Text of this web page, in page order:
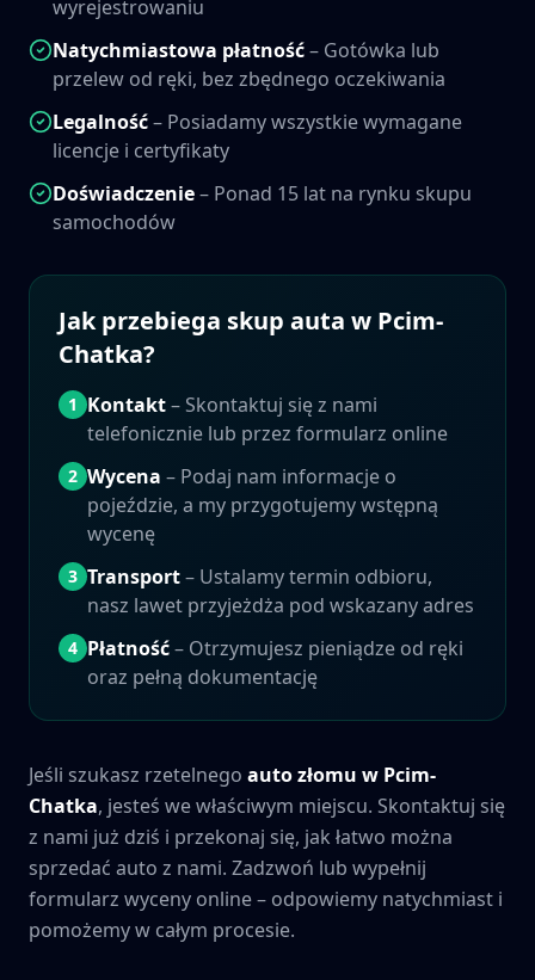
wyrejestrowaniu
Natychmiastowa płatność– Gotówka lub
przelew od ręki, bez zbędnego oczekiwania
Legalność– Posiadamy wszystkie wymagane
licencje i certyfikaty
Doświadczenie– Ponad 15 lat na rynku skupu
samochodów
Jak przebiega skup auta w Pcim-
Chatka?
1 Kontakt– Skontaktuj się z nami
telefonicznie lub przez formularz online
2 Wycena – Podaj nam informacje o
pojeździe, a my przygotujemy wstępną
wycenę
3 Transport– Ustalamy termin odbioru,
nasz lawet przyjeżdża pod wskazany adres
4 Płatność– Otrzymujesz pieniądze od ręki
oraz pełną dokumentację
Jeśli szukasz rzetelnego auto złomu w Pcim-
Chatka, jesteś we właściwym miejscu. Skontaktuj się
z nami już dziś i przekonaj się, jak łatwo można
sprzedać auto z nami. Zadzwoń lub wypełnij
formularz wyceny online – odpowiemy natychmiast i
pomożemy w całym procesie.